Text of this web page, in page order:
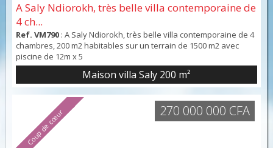
A Saly Ndiorokh, très belle villa contemporaine de
4 ch...
Ref. VM790 : A Saly Ndiorokh, très belle villa contemporaine de 4
chambres, 200 m2 habitables sur un terrain de 1500 m2 avec
piscine de 12m x 5
Maison villa Saly 200 m²
Coup de cœur 270 000 000 CFA